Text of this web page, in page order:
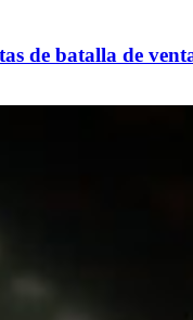
de batalla de